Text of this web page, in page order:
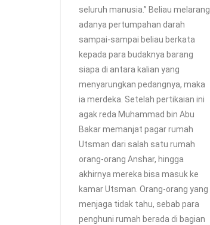
seluruh manusia.” Beliau melarang
adanya pertumpahan darah
sampai-sampai beliau berkata
kepada para budaknya barang
siapa di antara kalian yang
menyarungkan pedangnya, maka
ia merdeka. Setelah pertikaian ini
agak reda Muhammad bin Abu
Bakar memanjat pagar rumah
Utsman dari salah satu rumah
orang-orang Anshar, hingga
akhirnya mereka bisa masuk ke
kamar Utsman. Orang-orang yang
menjaga tidak tahu, sebab para
penghuni rumah berada di bagian